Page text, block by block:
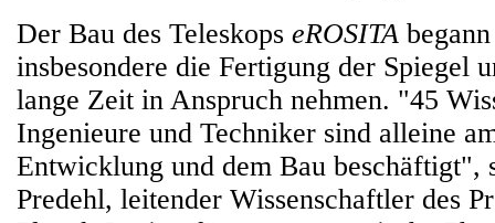
Der Bau des Teleskops eROSITA
insbesondere die Fertigung der Spiegel
lange Zeit in Anspruch nehmen. "45
Ingenieure und Techniker sind alleine
Entwicklung und dem Bau beschäftigt",
Predehl, leitender Wissenschaftler des